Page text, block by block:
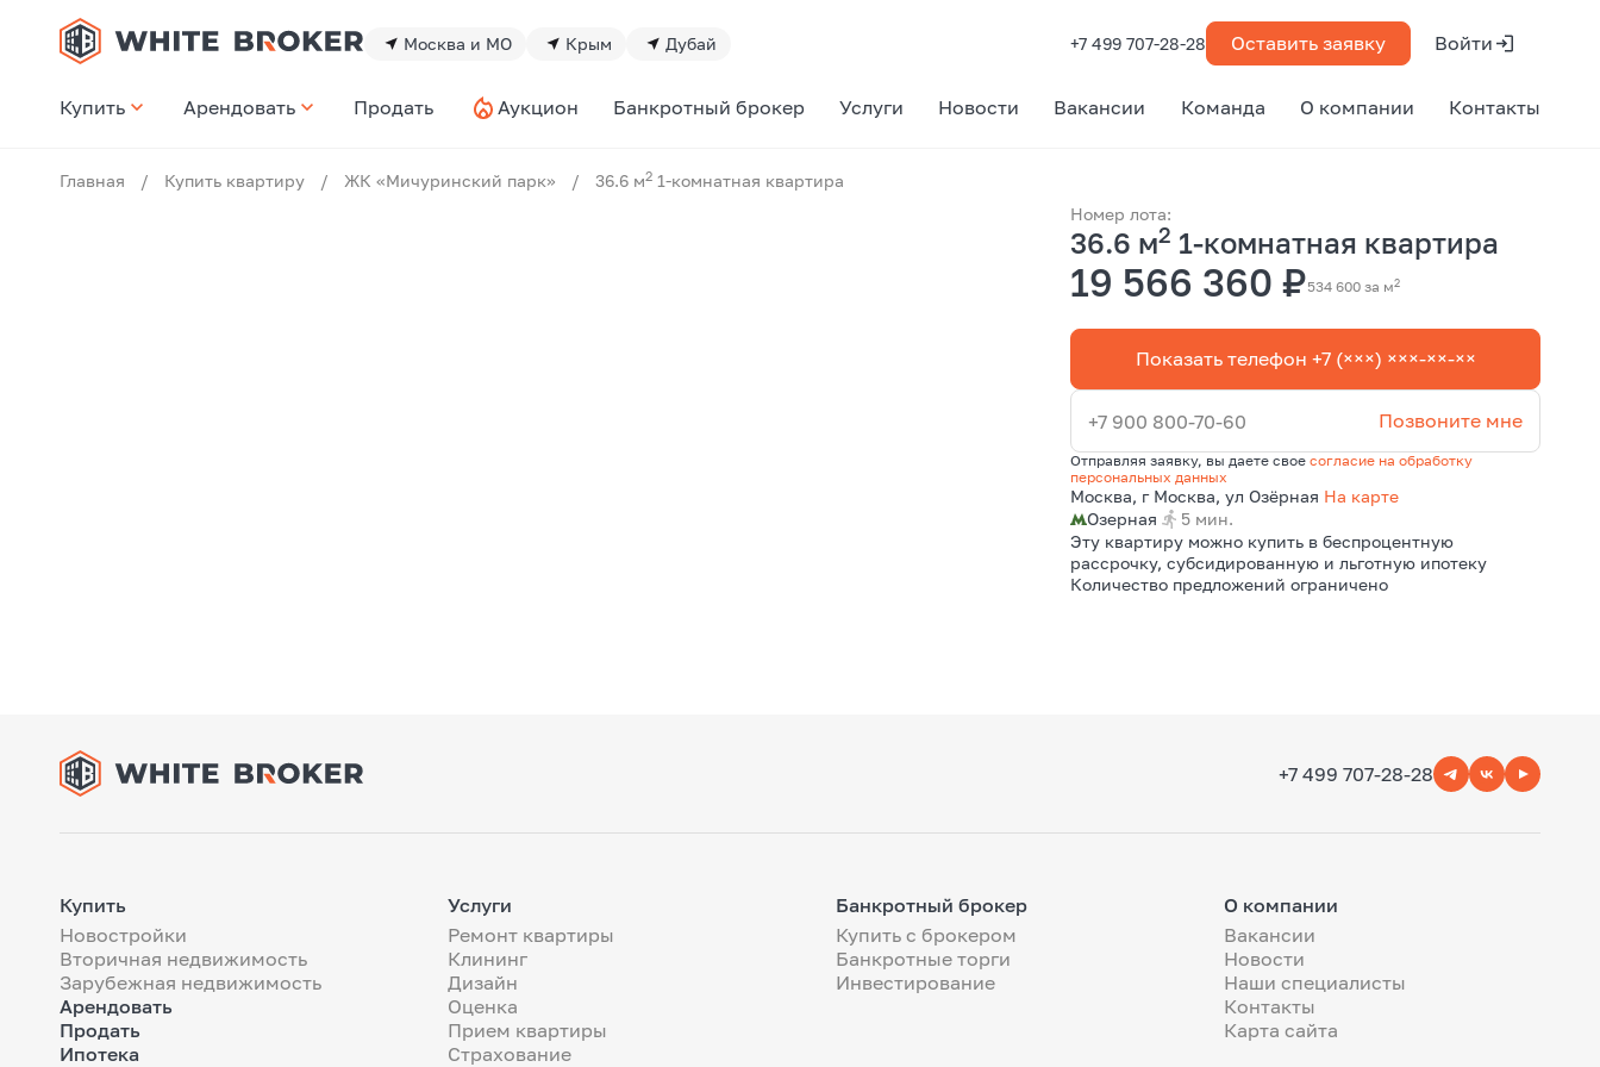
Москва и МО Крым Дубай +7 499 707-28-28 Оставить заявку Войти
Купить Арендовать Продать Аукцион Банкротный брокер Услуги Новости Вакансии Команда О компании Контакты
Главная / Купить квартиру / ЖК «Мичуринский парк» / 36.6 м2 1-комнатная квартира
Номер лота:
36.6 м2 1-комнатная квартира
19 566 360 ₽534 600 за м2
Показать телефон +7 (×××) ×××-××-××
+7 900 800-70-60 Позвоните мне
Отправляя заявку, вы даете своесогласие на обработку
персональных данных
Москва, г Москва, ул Озёрная На карте
Озерная
5 мин.
Эту квартиру можно купить в беспроцентную
рассрочку, субсидированную и льготную ипотеку
Количество предложений ограничено
+7 499 707-28-28
Купить
Новостройки
Вторичная недвижимость
Зарубежная недвижимость
Арендовать
Продать
Ипотека
Услуги
Ремонт квартиры
Клининг
Дизайн
Оценка
Прием квартиры
Страхование
Банкротный брокер
Купить с брокером
Банкротные торги
Инвестирование
О компании
Вакансии
Новости
Наши специалисты
Контакты
Карта сайта